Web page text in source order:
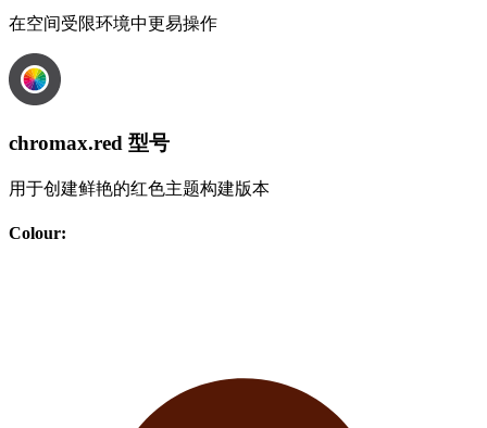
在空间受限环境中更易操作
chromax.red 型号
用于创建鲜艳的红色主题构建版本
Colour: